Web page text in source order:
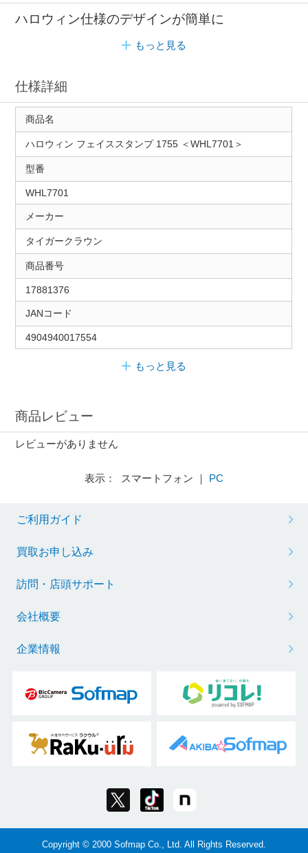
ハロウィン仕様のデザインが簡単に
もっと見る
仕様詳細
商品名
ハロウィン フェイススタンプ 1755 ＜WHL7701＞
型番
WHL7701
メーカー
タイガークラウン
商品番号
17881376
JANコード
4904940017554
もっと見る
商品レビュー
レビューがありません
表示： スマートフォン ｜ PC
ご利用ガイド
買取お申し込み
訪問・店頭サポート
会社概要
企業情報
Copyright © 2000 Sofmap Co., Ltd. All Rights Reserved.